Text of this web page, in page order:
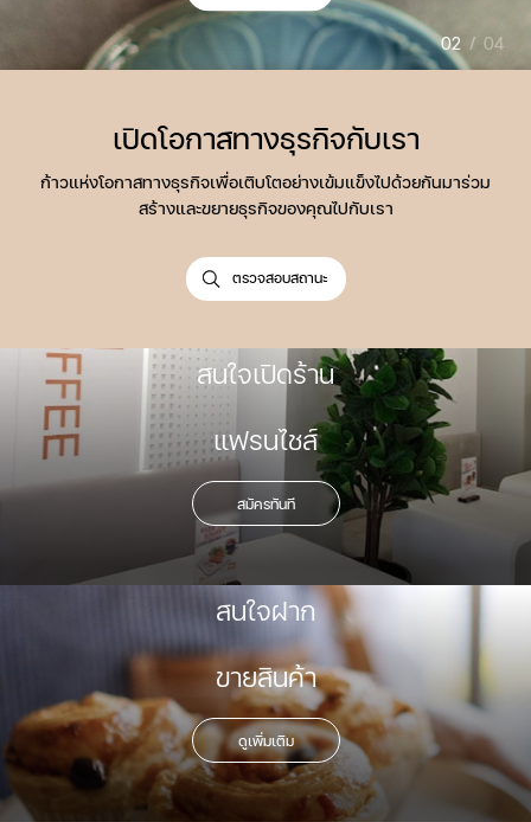
02 / 04
เปิดโอกาสทางธุรกิจกับเรา
ก้าวแห่งโอกาสทางธุรกิจเพื่อเติบโตอย่างเข้มแข็งไปด้วยกันมาร่วม
สร้างและขยายธุรกิจของคุณไปกับเรา
ตรวจสอบสถานะ
สนใจเปิดร้าน
แฟรนไชส์
สมัครทันที
สนใจฝาก
ขายสินค้า
ดูเพิ่มเติม